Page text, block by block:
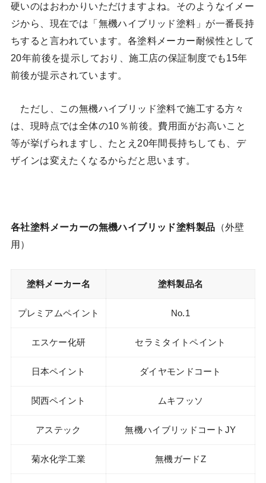
硬いのはおわかりいただけますよね。そのようなイメー
ジから、現在では「無機ハイブリッド塗料」が一番長持
ちすると言われています。各塗料メーカー耐候性として
20年前後を提示しており、施工店の保証制度でも15年
前後が提示されています。
ただし、この無機ハイブリッド塗料で施工する方々
は、現時点では全体の10％前後。費用面がお高いこと
等が挙げられますし、たとえ20年間長持ちしても、デ
ザインは変えたくなるからだと思います。
各社塗料メーカーの無機ハイブリッド塗料製品 （外壁
用）
塗料メーカー名 塗料製品名
プレミアムペイント No.1
エスケー化研 セラミタイトペイント
日本ペイント ダイヤモンドコート
関西ペイント ムキフッソ
アステック 無機ハイブリッドコートJY
菊水化学工業 無機ガードZ